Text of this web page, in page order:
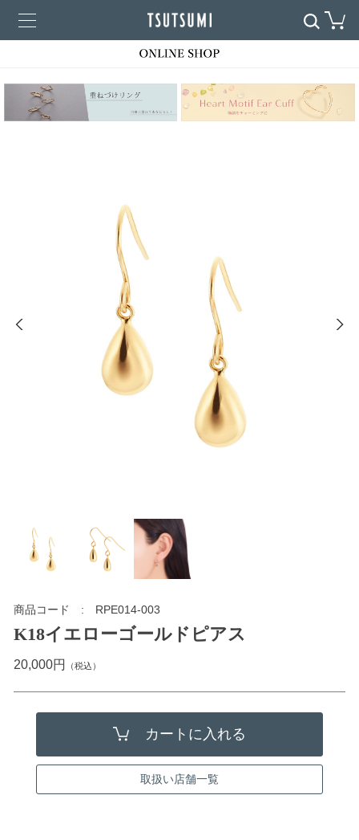
商品コード RPE014-003
K18イエローゴールドピアス
20,000円 （税込）
取扱い店舗一覧